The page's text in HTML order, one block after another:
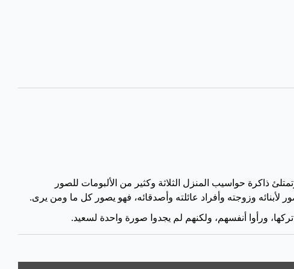
ذاكرة حواسيب المنزل الثلاثة وكثير من الألبومات للصور
لأبنائه وزوجته وأفراد عائلته وأصدقائه، فهو يصور كل ما ومن يرى.
ورأوا أنفسهم، ولكنهم لم يجدوا صورة واحدة لسعيد.